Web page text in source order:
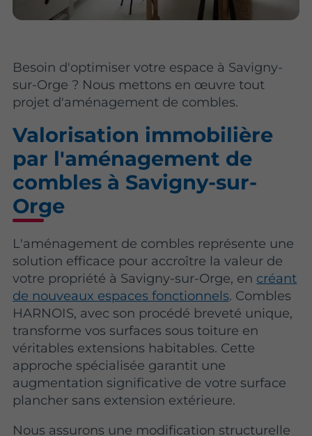
Besoin d'optimiser votre espace à Savigny-
sur-Orge ? Nous mettons en œuvre tout
projet d'aménagement de combles.
Valorisation immobilière
par l'aménagement de
combles à Savigny-sur-
Orge
L'aménagement de combles représente une
solution efficace pour accroître la valeur de
votre propriété à Savigny-sur-Orge, en créant
de nouveaux espaces fonctionnels. Combles
HARNOIS, avec son procédé breveté unique,
transforme vos surfaces sous toiture en
véritables extensions habitables. Cette
approche spécialisée garantit une
augmentation significative de votre surface
plancher sans extension extérieure.
Nous assurons une modification structurelle